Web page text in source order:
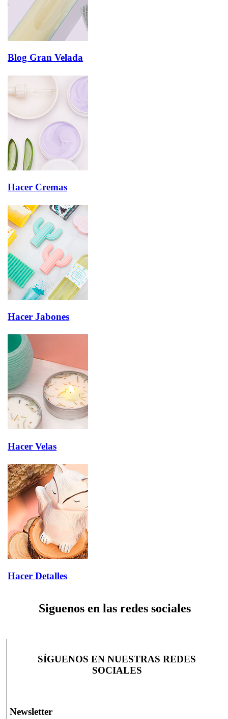
Blog Gran Velada
Hacer Cremas
Hacer Jabones
Hacer Velas
Hacer Detalles
Siguenos en las redes sociales
SÍGUENOS EN NUESTRAS REDES
SOCIALES
Newsletter